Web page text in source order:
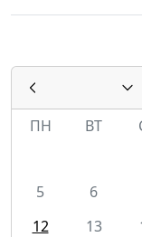
ПН
ВТ
5
6
12
13